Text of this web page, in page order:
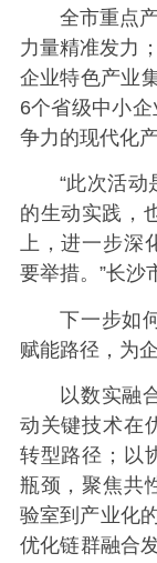
全市重点
力量精准发力
企业特色产业
6个省级中小
争力的现代化
“此次活
的生动实践，
上，进一步深
要举措。”长沙
下一步如
赋能路径，为
以数实融
动关键技术在
转型路径；以
瓶颈，聚焦共
验室到产业化
优化链群融合